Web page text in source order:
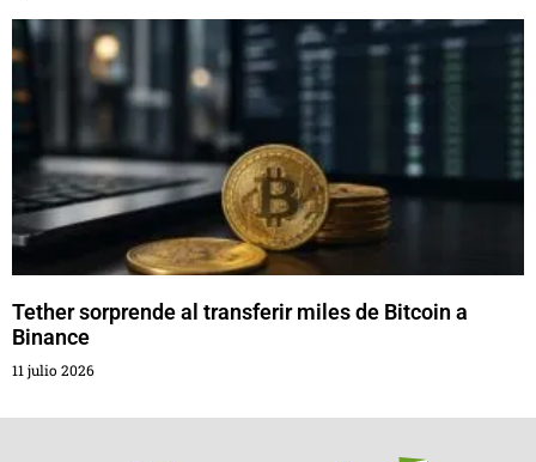
Tether sorprende al transferir miles de Bitcoin a
Binance
11 julio 2026